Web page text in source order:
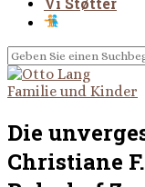
Familie und Kinder
Die
Christiane